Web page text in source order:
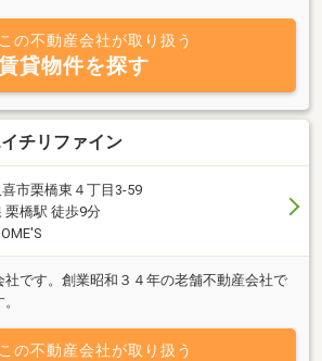
この不動産会社が取り扱う
貸物件を探す
チリファイン
市栗橋東４丁目3-59
栗橋駅 徒歩9分
です。創業昭和３４年の老舗不動産会社で
この不動産会社が取り扱う